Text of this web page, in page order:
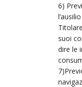
6)
suoi
dire le